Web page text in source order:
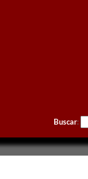
Buscar: